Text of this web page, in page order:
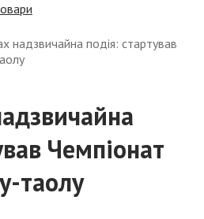
надзвичайна подія: стартував
Чемпіонат
таолу